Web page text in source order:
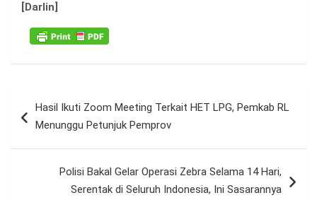
[Darlin]
posHasil Ikuti Zoom Meeting Terkait HET LPG, Pemkab RL
Menunggu Petunjuk Pemprov
Polisi Bakal Gelar Operasi Zebra Selama 14 Hari,
Serentak di Seluruh Indonesia, Ini Sasarannya